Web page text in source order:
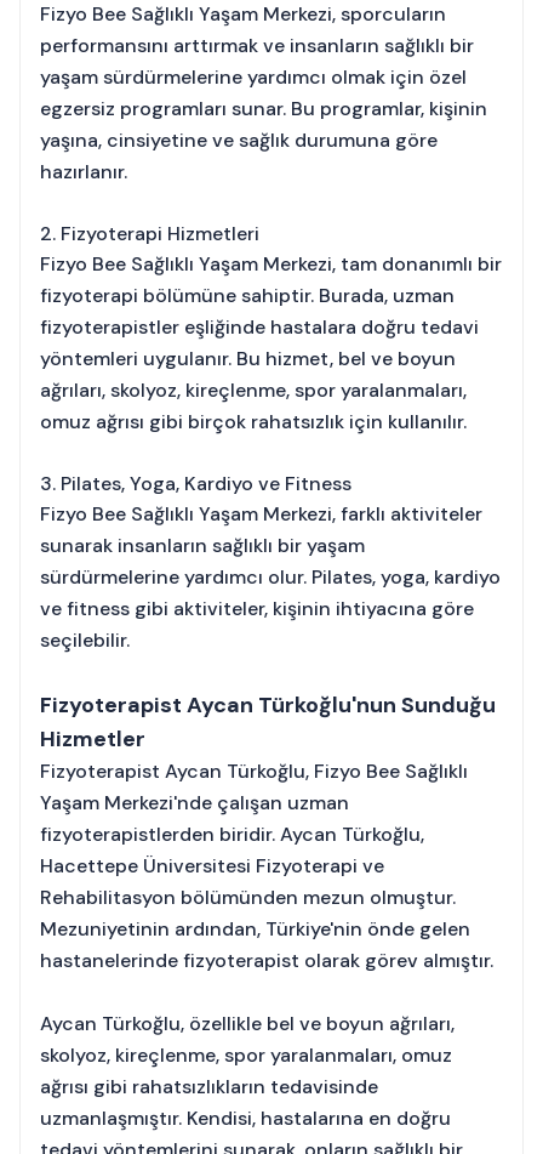
Fizyo Bee Sağlıklı Yaşam Merkezi, sporcuların
performansını arttırmak ve insanların sağlıklı bir
yaşam sürdürmelerine yardımcı olmak için özel
egzersiz programları sunar. Bu programlar, kişinin
yaşına, cinsiyetine ve sağlık durumuna göre
hazırlanır.
2. Fizyoterapi Hizmetleri
Fizyo Bee Sağlıklı Yaşam Merkezi, tam donanımlı bir
fizyoterapi bölümüne sahiptir. Burada, uzman
fizyoterapistler eşliğinde hastalara doğru tedavi
yöntemleri uygulanır. Bu hizmet, bel ve boyun
ağrıları, skolyoz, kireçlenme, spor yaralanmaları,
omuz ağrısı gibi birçok rahatsızlık için kullanılır.
3. Pilates, Yoga, Kardiyo ve Fitness
Fizyo Bee Sağlıklı Yaşam Merkezi, farklı aktiviteler
sunarak insanların sağlıklı bir yaşam
sürdürmelerine yardımcı olur. Pilates, yoga, kardiyo
ve fitness gibi aktiviteler, kişinin ihtiyacına göre
seçilebilir.
Fizyoterapist Aycan Türkoğlu'nun Sunduğu
Hizmetler
Fizyoterapist Aycan Türkoğlu, Fizyo Bee Sağlıklı
Yaşam Merkezi'nde çalışan uzman
fizyoterapistlerden biridir. Aycan Türkoğlu,
Hacettepe Üniversitesi Fizyoterapi ve
Rehabilitasyon bölümünden mezun olmuştur.
Mezuniyetinin ardından, Türkiye'nin önde gelen
hastanelerinde fizyoterapist olarak görev almıştır.
Aycan Türkoğlu, özellikle bel ve boyun ağrıları,
skolyoz, kireçlenme, spor yaralanmaları, omuz
ağrısı gibi rahatsızlıkların tedavisinde
uzmanlaşmıştır. Kendisi, hastalarına en doğru